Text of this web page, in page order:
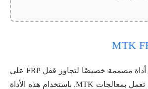
MTK
هي أداة مصممة خصيصًا لتجاوز قفل FRP على
هواتف Android التي تعمل بمعالجات MTK. باستخدام هذه الأداة